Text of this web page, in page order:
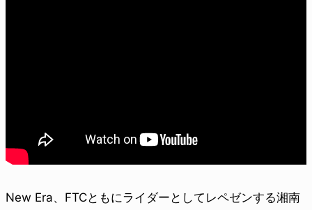
New Era、FTCともにライダーとしてレペゼンする湘南